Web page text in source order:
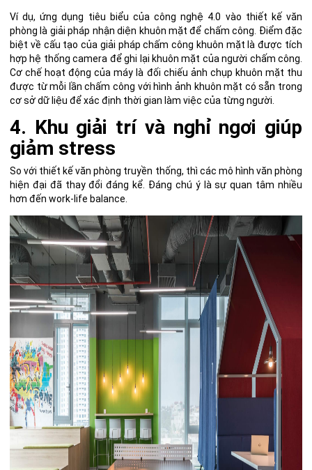
Ví dụ, ứng dụng tiêu biểu của công nghệ 4.0 vào thiết kế văn
phòng là giải pháp nhận diện khuôn mặt để chấm công. Điểm đặc
biệt về cấu tạo của giải pháp chấm công khuôn mặt là được tích
hợp hệ thống camera để ghi lại khuôn mặt của người chấm công.
Cơ chế hoạt động của máy là đối chiếu ảnh chụp khuôn mặt thu
được từ mỗi lần chấm công với hình ảnh khuôn mặt có sẵn trong
cơ sở dữ liệu để xác định thời gian làm việc của từng người.
4. Khu giải trí và nghỉ ngơi giúp
giảm stress
So với thiết kế văn phòng truyền thống, thì các mô hình văn phòng
hiện đại đã thay đổi đáng kể. Đáng chú ý là sự quan tâm nhiều
hơn đến work-life balance.